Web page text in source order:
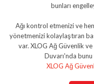
bunları
Ağı kontrol etmenizi ve
yönetmenizi kolaylaştıran
var. XLOG Ağ Güvenlik
Duvarı'nda bunu
XLOG Ağ